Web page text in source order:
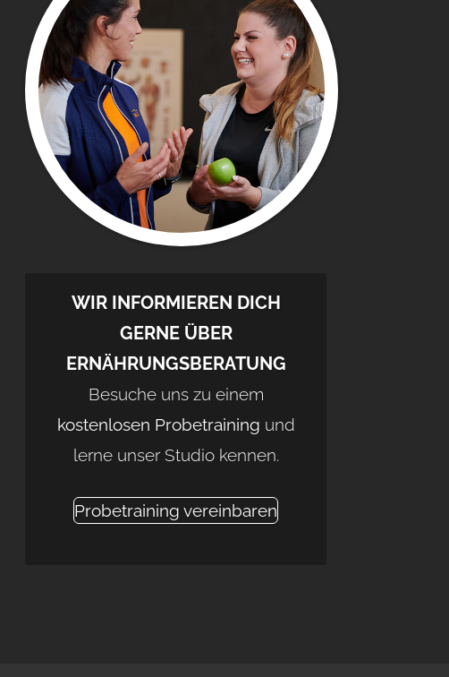
WIR INFORMIEREN DICH
GERNE ÜBER
ERNÄHRUNGSBERATUNG
Besuche uns zu einem
kostenlosen Probetraining und
lerne unser Studio kennen.
Probetraining vereinbaren